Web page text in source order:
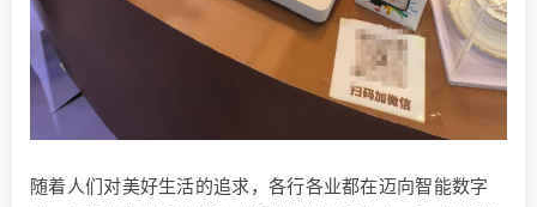
随着人们对美好生活的追求，各行各业都在迈向智能数字